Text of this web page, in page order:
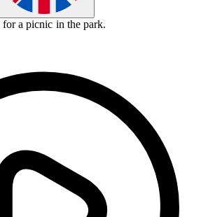
a picnic in the park.